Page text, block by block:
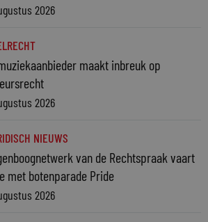
2026
maakt inbreuk op
2026
NIEUWS
van de Rechtspraak vaart
met botenparade Pride
2026